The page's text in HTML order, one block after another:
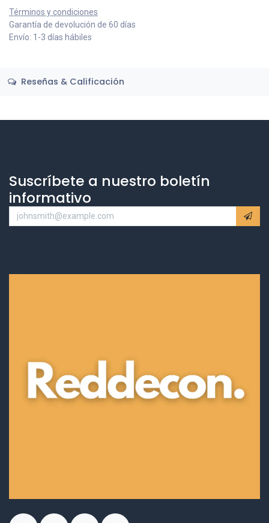
Términos y condiciones
Garantía de devolución de 60 días
Envío: 1-3 días hábiles
Reseñas & Calificación
Suscríbete a nuestro boletín
informativo